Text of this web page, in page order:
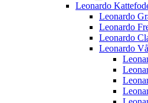
Leonardo
Leonardo
Leonardo
Leonardo
Leonardo